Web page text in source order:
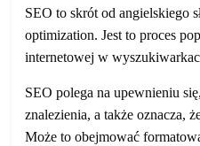
SEO to skrót od angielskiego
optimization. Jest to proces
internetowej w
SEO polega na upewnieniu
znalezienia, a także oznacza,
Może to obejmować